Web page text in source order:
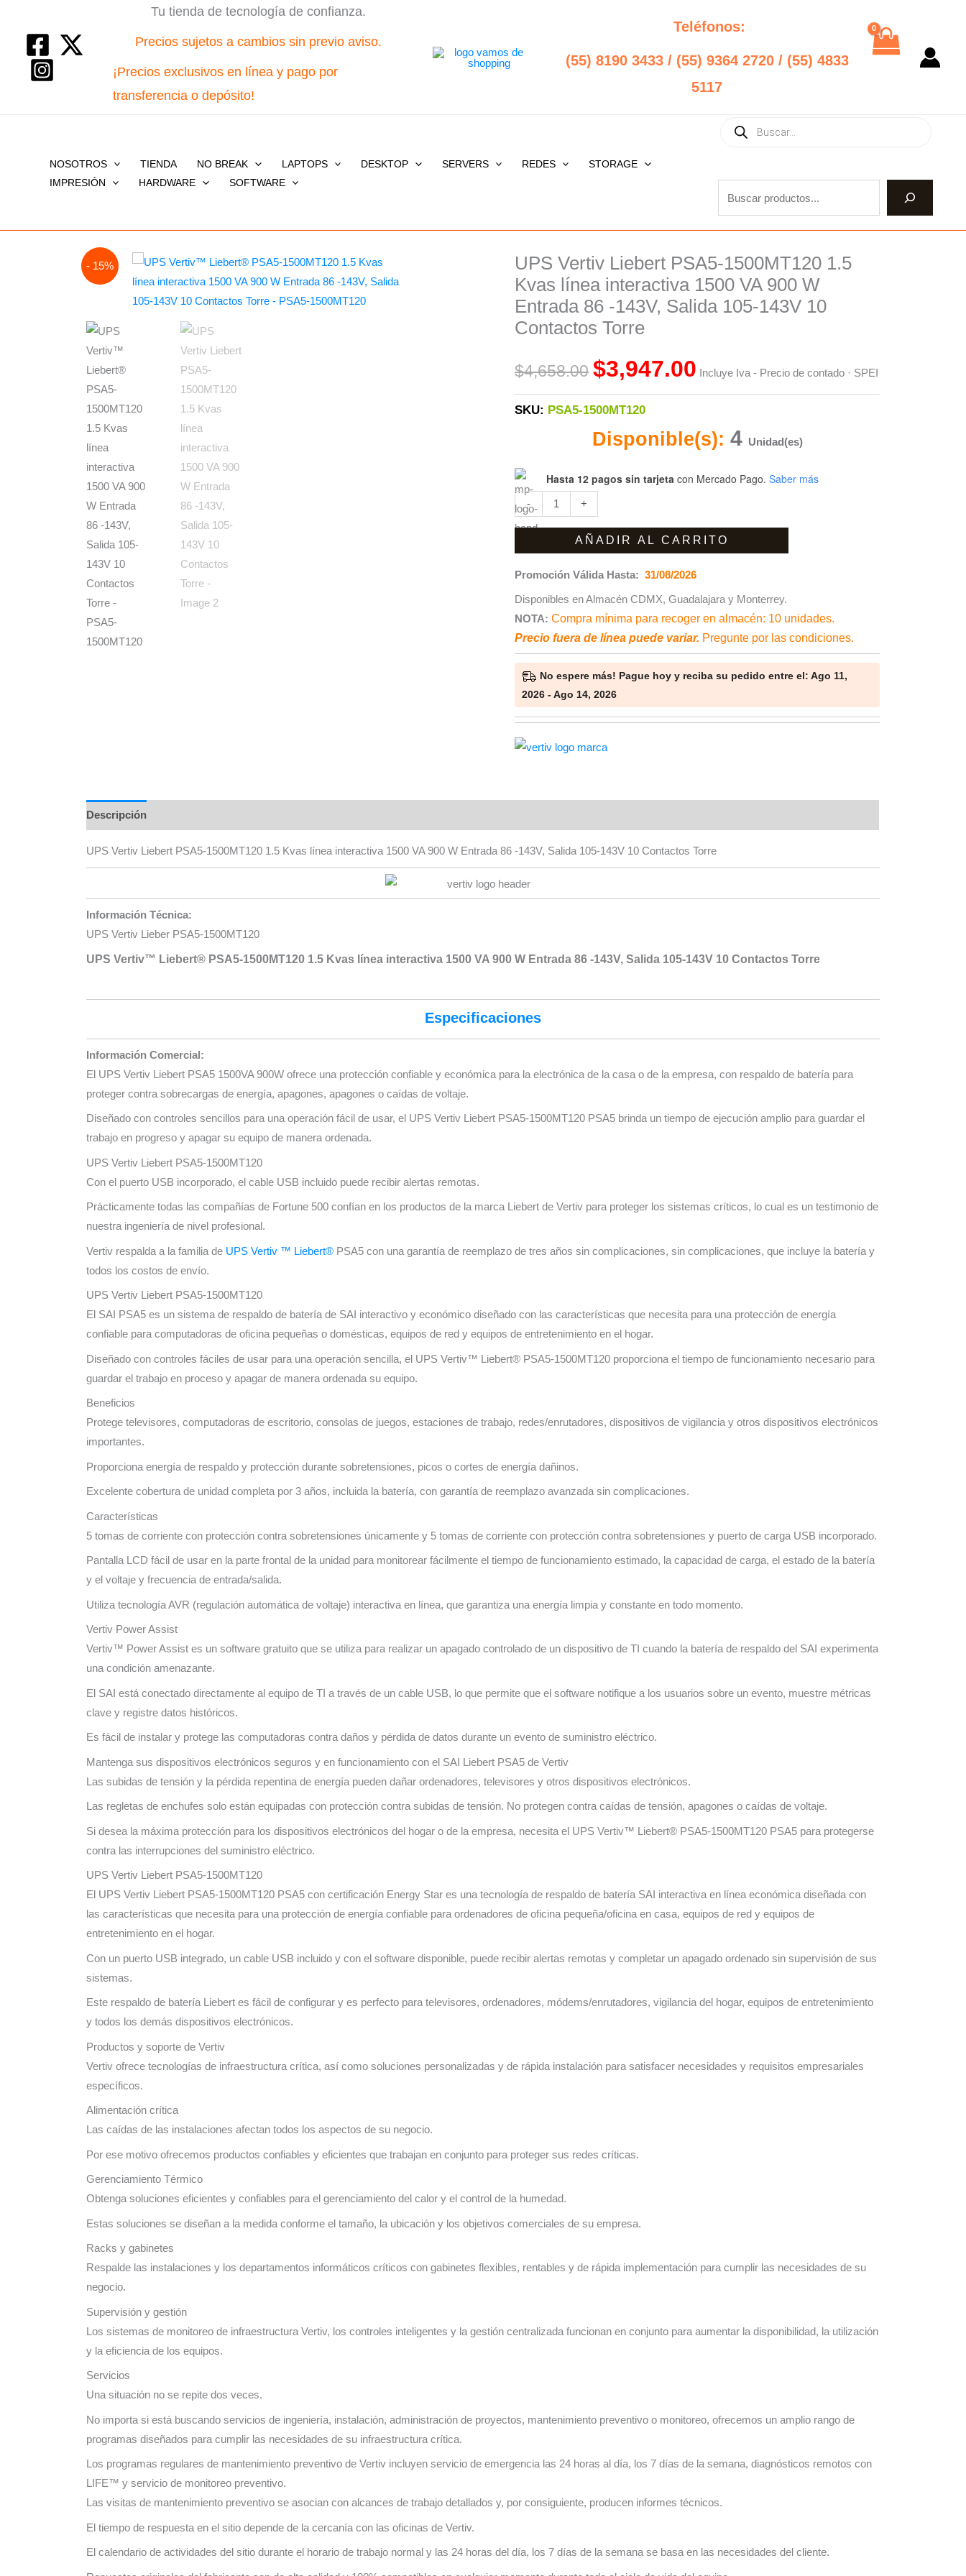
contenido
Tu tienda de tecnología de confianza.
Precios sujetos a cambios sin previo aviso.
¡Precios exclusivos en línea y pago por
transferencia o depósito!
Teléfonos:
(55) 8190 3433 / (55) 9364 2720 / (55) 4833
5117
NOSOTROS TIENDA NO BREAK LAPTOPS DESKTOP SERVERS REDES
STORAGE
IMPRESIÓN
HARDWARE SOFTWARE
search
Buscar
- 15%
UPS Vertiv Liebert PSA5-1500MT120 1.5
Kvas línea interactiva 1500 VA 900 W
Entrada 86 -143V, Salida 105-143V 10
Contactos Torre
$4,658.00
Original
price
was:
$4,658.00.
$3,947.00
Current
price
Incluye Iva - Precio de contado · SPEI
SKU: PSA5-1500MT120
Disponible(s): 4 Unidad(es)
Hasta 12 pagos sin tarjeta con Mercado Pago. Saber más
-
UPS
Vertiv
Liebert
PSA5-
Kvas
línea
interactiva
900
W
Entrada
-143V,
Salida
Torre
cantidad
+
AÑADIR AL CARRITO
Promoción Válida Hasta: 31/08/2026
Disponibles en Almacén CDMX, Guadalajara y Monterrey.
NOTA: Compra mínima para recoger en almacén: 10 unidades.
Precio fuera de línea puede variar. Pregunte por las condiciones.
No espere más! Pague hoy y reciba su pedido entre el: Ago 11,
2026 - Ago 14, 2026
Descripción
UPS Vertiv Liebert PSA5-1500MT120 1.5 Kvas línea interactiva 1500 VA 900 W Entrada 86 -143V, Salida 105-143V 10 Contactos Torre
Información Técnica:
UPS Vertiv Lieber PSA5-1500MT120
UPS Vertiv™ Liebert® PSA5-1500MT120 1.5 Kvas línea interactiva 1500 VA 900 W Entrada 86 -143V, Salida 105-143V 10 Contactos Torre
Especificaciones
Información Comercial:
El UPS Vertiv Liebert PSA5 1500VA 900W ofrece una protección confiable y económica para la electrónica de la casa o de la empresa, con respaldo de batería para
proteger contra sobrecargas de energía, apagones, apagones o caídas de voltaje.
Diseñado con controles sencillos para una operación fácil de usar, el UPS Vertiv Liebert PSA5-1500MT120 PSA5 brinda un tiempo de ejecución amplio para guardar el
trabajo en progreso y apagar su equipo de manera ordenada.
UPS Vertiv Liebert PSA5-1500MT120
Con el puerto USB incorporado, el cable USB incluido puede recibir alertas remotas.
Prácticamente todas las compañías de Fortune 500 confían en los productos de la marca Liebert de Vertiv para proteger los sistemas críticos, lo cual es un testimonio de
nuestra ingeniería de nivel profesional.
Vertiv respalda a la familia de UPS Vertiv ™ Liebert® PSA5 con una garantía de reemplazo de tres años sin complicaciones, sin complicaciones, que incluye la batería y
todos los costos de envío.
UPS Vertiv Liebert PSA5-1500MT120
El SAI PSA5 es un sistema de respaldo de batería de SAI interactivo y económico diseñado con las características que necesita para una protección de energía
confiable para computadoras de oficina pequeñas o domésticas, equipos de red y equipos de entretenimiento en el hogar.
Diseñado con controles fáciles de usar para una operación sencilla, el UPS Vertiv™ Liebert® PSA5-1500MT120 proporciona el tiempo de funcionamiento necesario para
guardar el trabajo en proceso y apagar de manera ordenada su equipo.
Beneficios
Protege televisores, computadoras de escritorio, consolas de juegos, estaciones de trabajo, redes/enrutadores, dispositivos de vigilancia y otros dispositivos electrónicos
importantes.
Proporciona energía de respaldo y protección durante sobretensiones, picos o cortes de energía dañinos.
Excelente cobertura de unidad completa por 3 años, incluida la batería, con garantía de reemplazo avanzada sin complicaciones.
Características
5 tomas de corriente con protección contra sobretensiones únicamente y 5 tomas de corriente con protección contra sobretensiones y puerto de carga USB incorporado.
Pantalla LCD fácil de usar en la parte frontal de la unidad para monitorear fácilmente el tiempo de funcionamiento estimado, la capacidad de carga, el estado de la batería
y el voltaje y frecuencia de entrada/salida.
Utiliza tecnología AVR (regulación automática de voltaje) interactiva en línea, que garantiza una energía limpia y constante en todo momento.
Vertiv Power Assist
Vertiv™ Power Assist es un software gratuito que se utiliza para realizar un apagado controlado de un dispositivo de TI cuando la batería de respaldo del SAI experimenta
una condición amenazante.
El SAI está conectado directamente al equipo de TI a través de un cable USB, lo que permite que el software notifique a los usuarios sobre un evento, muestre métricas
clave y registre datos históricos.
Es fácil de instalar y protege las computadoras contra daños y pérdida de datos durante un evento de suministro eléctrico.
Mantenga sus dispositivos electrónicos seguros y en funcionamiento con el SAI Liebert PSA5 de Vertiv
Las subidas de tensión y la pérdida repentina de energía pueden dañar ordenadores, televisores y otros dispositivos electrónicos.
Las regletas de enchufes solo están equipadas con protección contra subidas de tensión. No protegen contra caídas de tensión, apagones o caídas de voltaje.
Si desea la máxima protección para los dispositivos electrónicos del hogar o de la empresa, necesita el UPS Vertiv™ Liebert® PSA5-1500MT120 PSA5 para protegerse
contra las interrupciones del suministro eléctrico.
UPS Vertiv Liebert PSA5-1500MT120
El UPS Vertiv Liebert PSA5-1500MT120 PSA5 con certificación Energy Star es una tecnología de respaldo de batería SAI interactiva en línea económica diseñada con
las características que necesita para una protección de energía confiable para ordenadores de oficina pequeña/oficina en casa, equipos de red y equipos de
entretenimiento en el hogar.
Con un puerto USB integrado, un cable USB incluido y con el software disponible, puede recibir alertas remotas y completar un apagado ordenado sin supervisión de sus
sistemas.
Este respaldo de batería Liebert es fácil de configurar y es perfecto para televisores, ordenadores, módems/enrutadores, vigilancia del hogar, equipos de entretenimiento
y todos los demás dispositivos electrónicos.
Productos y soporte de Vertiv
Vertiv ofrece tecnologías de infraestructura crítica, así como soluciones personalizadas y de rápida instalación para satisfacer necesidades y requisitos empresariales
específicos.
Alimentación crítica
Las caídas de las instalaciones afectan todos los aspectos de su negocio.
Por ese motivo ofrecemos productos confiables y eficientes que trabajan en conjunto para proteger sus redes críticas.
Gerenciamiento Térmico
Obtenga soluciones eficientes y confiables para el gerenciamiento del calor y el control de la humedad.
Estas soluciones se diseñan a la medida conforme el tamaño, la ubicación y los objetivos comerciales de su empresa.
Racks y gabinetes
Respalde las instalaciones y los departamentos informáticos críticos con gabinetes flexibles, rentables y de rápida implementación para cumplir las necesidades de su
negocio.
Supervisión y gestión
Los sistemas de monitoreo de infraestructura Vertiv, los controles inteligentes y la gestión centralizada funcionan en conjunto para aumentar la disponibilidad, la utilización
y la eficiencia de los equipos.
Servicios
Una situación no se repite dos veces.
No importa si está buscando servicios de ingeniería, instalación, administración de proyectos, mantenimiento preventivo o monitoreo, ofrecemos un amplio rango de
programas diseñados para cumplir las necesidades de su infraestructura crítica.
Los programas regulares de mantenimiento preventivo de Vertiv incluyen servicio de emergencia las 24 horas al día, los 7 días de la semana, diagnósticos remotos con
LIFE™ y servicio de monitoreo preventivo.
Las visitas de mantenimiento preventivo se asocian con alcances de trabajo detallados y, por consiguiente, producen informes técnicos.
El tiempo de respuesta en el sitio depende de la cercanía con las oficinas de Vertiv.
El calendario de actividades del sitio durante el horario de trabajo normal y las 24 horas del día, los 7 días de la semana se basa en las necesidades del cliente.